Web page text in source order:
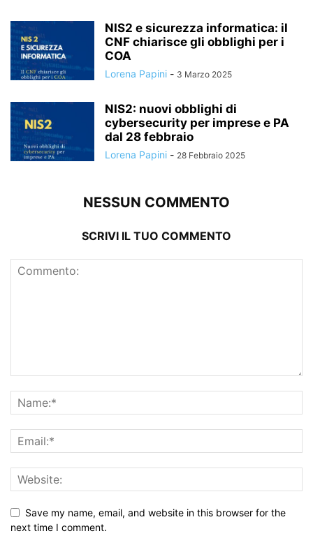
NIS2 e sicurezza informatica: il
CNF chiarisce gli obblighi per i
COA
Lorena Papini - 3 Marzo 2025
NIS2: nuovi obblighi di
cybersecurity per imprese e PA
dal 28 febbraio
Lorena Papini - 28 Febbraio 2025
NESSUN COMMENTO
SCRIVI IL TUO COMMENTO
Save my name, email, and website in this browser for the
next time I comment.